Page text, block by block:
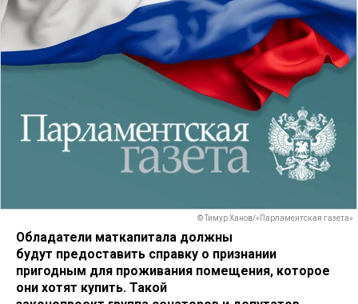
© Тимур Ханов/«Парламентская газета»
Обладатели маткапитала должны
будут предоставить справку о признании
пригодным для проживания помещения, которое
они хотят купить. Такой